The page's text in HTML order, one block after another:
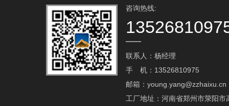
咨询热线:
联系人：杨经理
手 机：13526810975
邮箱：young.yang@zzhaixu.cn
工厂地址：河南省郑州市荥阳市